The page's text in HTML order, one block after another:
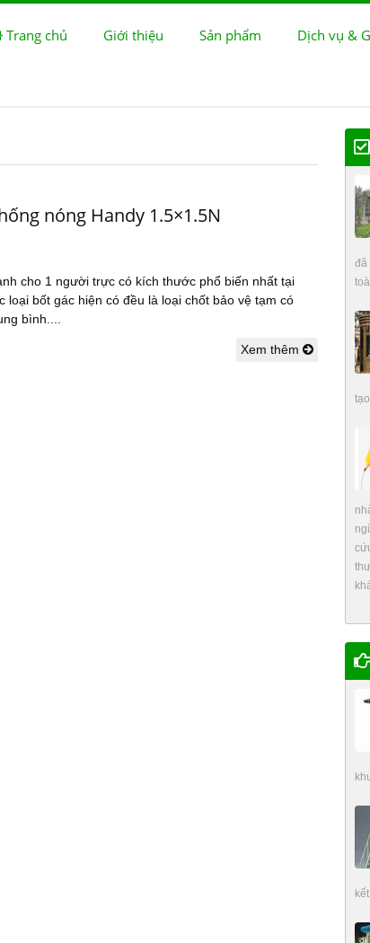
Trang chủ Giới thiệu Sản phẩm Dịch vụ &
nóng Handy 1.5×1.5N
cho 1 người trực có kích thước phổ biến nhất tại
loại bốt gác hiện có đều là loại chốt bảo vệ tạm có
bình....
Xem thêm
đã